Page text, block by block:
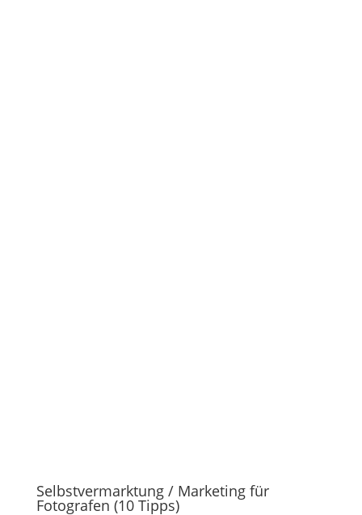
Selbstvermarktung / Marketing für
Fotografen (10 Tipps)